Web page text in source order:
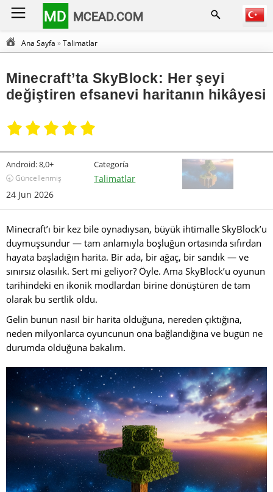
MD MCEAD.COM
Ana Sayfa »Talimatlar
Minecraft’ta SkyBlock: Her şeyi
değiştiren efsanevi haritanın hikâyesi
Android:8,0+
🕣 Güncellenmiş
24 Jun 2026
Categoría
Talimatlar
Minecraft’ı bir kez bile oynadıysan, büyük ihtimalle SkyBlock’u
duymuşsundur — tam anlamıyla boşluğun ortasında sıfırdan
hayata başladığın harita. Bir ada, bir ağaç, bir sandık — ve
sınırsız olasılık. Sert mi geliyor? Öyle. Ama SkyBlock’u oyunun
tarihindeki en ikonik modlardan birine dönüştüren de tam
olarak bu sertlik oldu.
Gelin bunun nasıl bir harita olduğuna, nereden çıktığına,
neden milyonlarca oyuncunun ona bağlandığına ve bugün ne
durumda olduğuna bakalım.